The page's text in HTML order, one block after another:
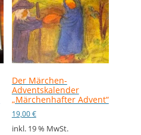
Der Märchen-
Adventskalender
„Märchenhafter Advent“
19,00€
inkl. 19 % MwSt.